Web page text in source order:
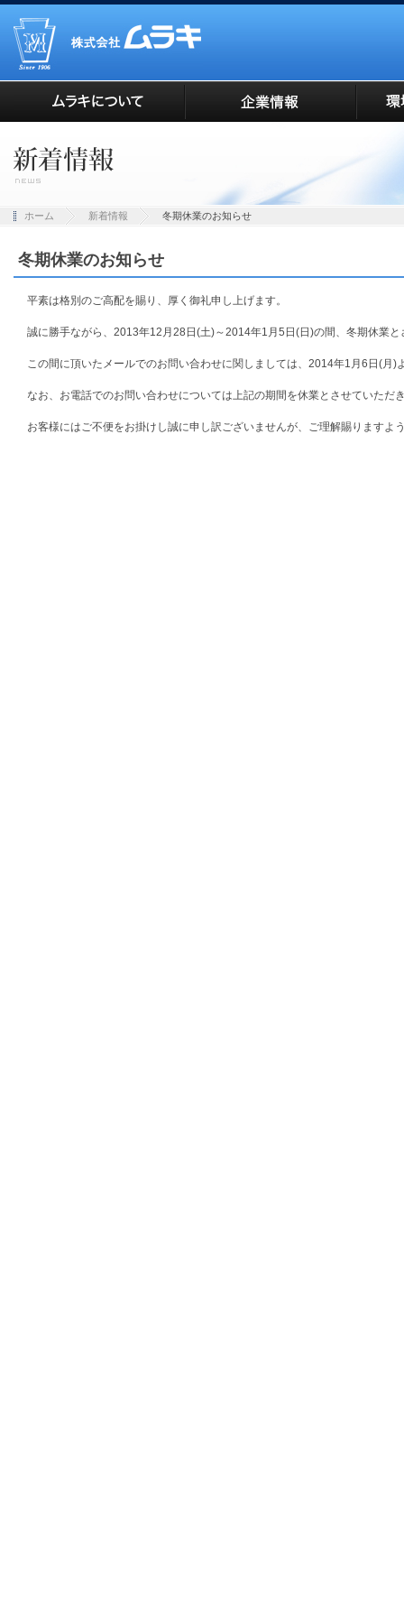
ホーム 新着情報 冬期休業のお知らせ
冬期休業のお知らせ
平素は格別のご高配を賜り、厚く御礼申し上げます。
誠に勝手ながら、2013年12月28日(土)～2014年1月5日(日)の間、冬期休業と
この間に頂いたメールでのお問い合わせに関しましては、2014年1月6日(月)
なお、お電話でのお問い合わせについては上記の期間を休業とさせていただ
お客様にはご不便をお掛けし誠に申し訳ございませんが、ご理解賜りますよ